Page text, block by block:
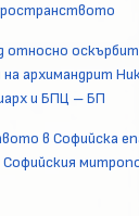
на архимандрит
и БПЦ – БП
в Софийска